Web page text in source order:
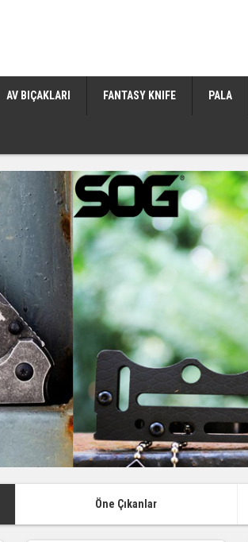
AV BIÇAKLARI FANTASY KNIFE PALA
Öne Çıkanlar